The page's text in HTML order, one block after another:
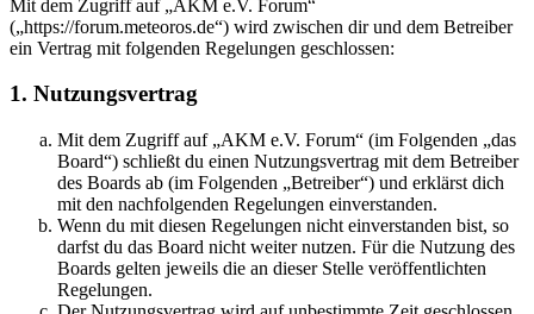
Mit dem Zugriff auf „AKM e.V. Forum“
(„https://forum.meteoros.de“) wird zwischen dir und dem Betreiber
ein Vertrag mit folgenden Regelungen geschlossen:
1. Nutzungsvertrag
Mit dem Zugriff auf „AKM e.V. Forum“ (im Folgenden „das
Board“) schließt du einen Nutzungsvertrag mit dem Betreiber
des Boards ab (im Folgenden „Betreiber“) und erklärst dich
mit den nachfolgenden Regelungen einverstanden.
Wenn du mit diesen Regelungen nicht einverstanden bist, so
darfst du das Board nicht weiter nutzen. Für die Nutzung des
Boards gelten jeweils die an dieser Stelle veröffentlichten
Regelungen.